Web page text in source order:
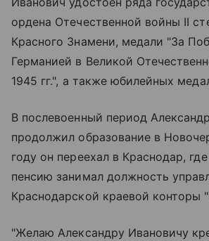
ордена Отечественной войны II
Красного Знамени, медали "За
Германией в Великой
1945 гг.", а также юбилейных
В послевоенный период
продолжил образование в
году он переехал в Краснодар,
пенсию занимал должность
Краснодарской краевой конторы
"Желаю Александру Ивановичу